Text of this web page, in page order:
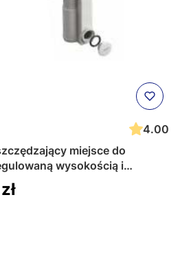
4.00
miejsce do
wysokością i